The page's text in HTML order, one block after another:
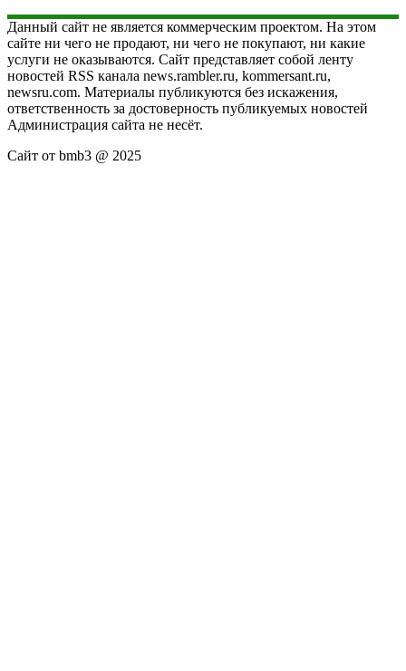
Данный сайт не является коммерческим проектом. На этом
сайте ни чего не продают, ни чего не покупают, ни какие
услуги не оказываются. Сайт представляет собой ленту
новостей RSS канала news.rambler.ru, kommersant.ru,
newsru.com. Материалы публикуются без искажения,
ответственность за достоверность публикуемых новостей
Администрация сайта не несёт.
Сайт от bmb3 @ 2025